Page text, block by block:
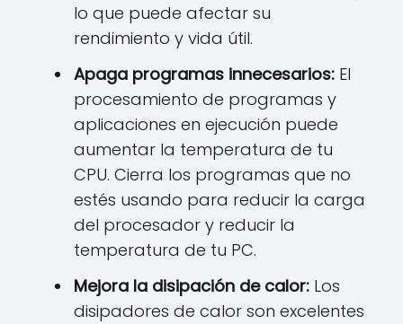
lo que puede afectar su
rendimiento y vida útil.
Apaga programas innecesarios: El
procesamiento de programas y
aplicaciones en ejecución puede
aumentar la temperatura de tu
CPU. Cierra los programas que no
estés usando para reducir la carga
del procesador y reducir la
temperatura de tu PC.
Mejora la disipación de calor: Los
disipadores de calor son excelentes